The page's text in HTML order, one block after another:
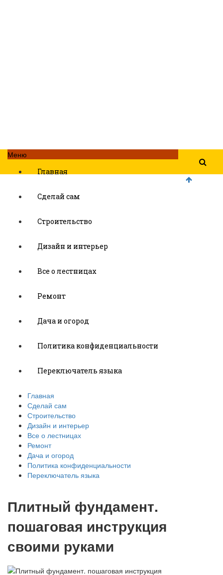
Меню
Главная
Сделай сам
Строительство
Дизайн и интерьер
Все о лестницах
Ремонт
Дача и огород
Политика конфиденциальности
Переключатель языка
Главная
Сделай сам
Строительство
Дизайн и интерьер
Все о лестницах
Ремонт
Дача и огород
Политика конфиденциальности
Переключатель языка
Плитный фундамент.
пошаговая инструкция
своими руками